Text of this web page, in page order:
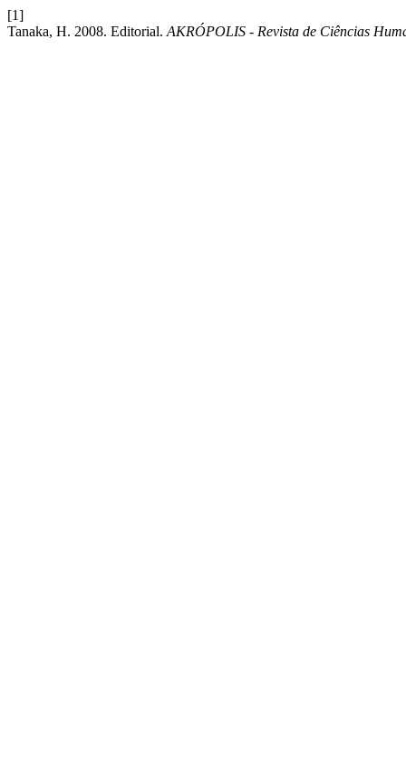
[1]
Tanaka, H. 2008. Editorial. AKRÓPOLIS - Revista de Ciências